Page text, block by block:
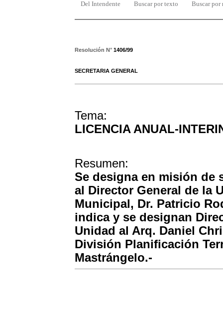
Del Intendente Buscar por texto Buscar por
Resolución N° 1406/99
SECRETARIA GENERAL
Tema:
LICENCIA ANUAL-
Resumen:
Se designa en misión de
al Director General de la
Municipal, Dr. Patricio
indica y se designan
Unidad al Arq. Daniel
División Planificación
Mastrángelo.-